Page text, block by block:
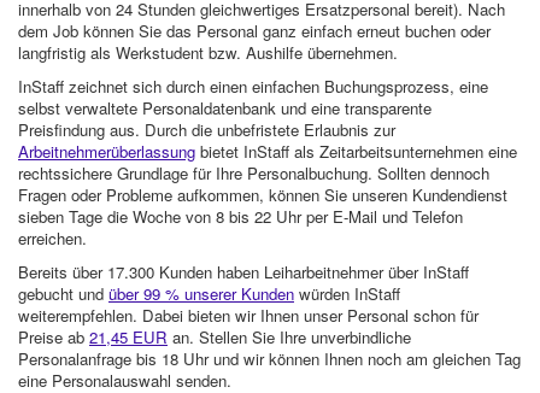
innerhalb von 24 Stunden gleichwertiges Ersatzpersonal bereit). Nach
dem Job können Sie das Personal ganz einfach erneut buchen oder
langfristig als Werkstudent bzw. Aushilfe übernehmen.
InStaff zeichnet sich durch einen einfachen Buchungsprozess, eine
selbst verwaltete Personaldatenbank und eine transparente
Preisfindung aus. Durch die unbefristete Erlaubnis zur
Arbeitnehmerüberlassung bietet InStaff als Zeitarbeitsunternehmen eine
rechtssichere Grundlage für Ihre Personalbuchung. Sollten dennoch
Fragen oder Probleme aufkommen, können Sie unseren Kundendienst
sieben Tage die Woche von 8 bis 22 Uhr per E-Mail und Telefon
erreichen.
Bereits über 17.300 Kunden haben Leiharbeitnehmer über InStaff
gebucht und über 99 % unserer Kunden würden InStaff
weiterempfehlen. Dabei bieten wir Ihnen unser Personal schon für
Preise ab 21,45 EUR an. Stellen Sie Ihre unverbindliche
Personalanfrage bis 18 Uhr und wir können Ihnen noch am gleichen Tag
eine Personalauswahl senden.